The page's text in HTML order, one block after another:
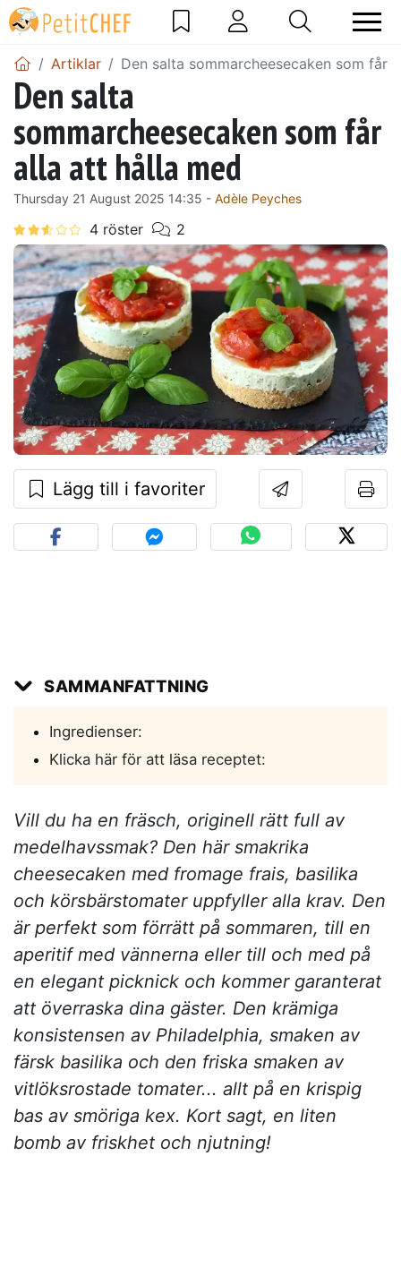
Artiklar Den salta sommarcheesecaken som får
Den salta
sommarcheesecaken som får
alla att hålla med
Thursday 21 August 2025 14:35 - Adèle Peyches
Lägg till i favoriter
SAMMANFATTNING
Ingredienser:
Klicka här för att läsa receptet:
Vill du ha en fräsch, originell rätt full av
medelhavssmak? Den här smakrika
cheesecaken med fromage frais, basilika
och körsbärstomater uppfyller alla krav. Den
är perfekt som förrätt på sommaren, till en
aperitif med vännerna eller till och med på
en elegant picknick och kommer garanterat
att överraska dina gäster. Den krämiga
konsistensen av Philadelphia, smaken av
färsk basilika och den friska smaken av
vitlöksrostade tomater... allt på en krispig
bas av smöriga kex. Kort sagt, en liten
bomb av friskhet och njutning!